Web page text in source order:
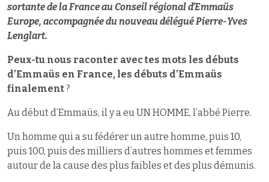
sortante de la France au Conseil régional d’Emmaüs
Europe, accompagnée du nouveau délégué Pierre-Yves
Lenglart.
Peux-tu nous raconter avec tes mots les débuts
d’Emmaüs en France, les débuts d’Emmaüs
finalement?
Au début d’Emmaüs, il y a eu UN HOMME, l’abbé Pierre.
Un homme qui a su fédérer un autre homme, puis 10,
puis 100, puis des milliers d’autres hommes et femmes
autour de la cause des plus faibles et des plus démunis.